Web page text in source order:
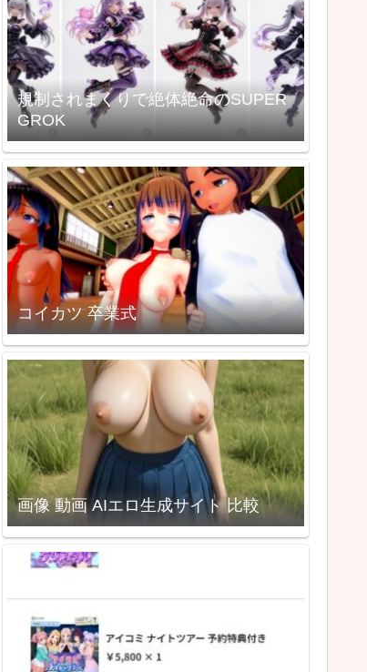
規制されまくりで絶体絶命のSUPER
GROK
コイカツ 卒業式
画像 動画 AIエロ生成サイト 比較